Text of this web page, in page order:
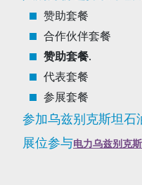
赞助套餐
合作伙伴套餐
赞助套餐.
代表套餐
参展套餐
参加乌兹别克斯坦石
展位参与电力乌兹别克